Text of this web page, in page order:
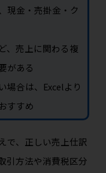
現金・売掛金・ク
、売上に関わる複
がある
場合は、Excelより
すすめ
で、正しい売上仕訳
引方法や消費税区分